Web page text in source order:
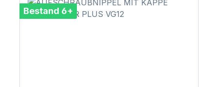
Bestand 6+